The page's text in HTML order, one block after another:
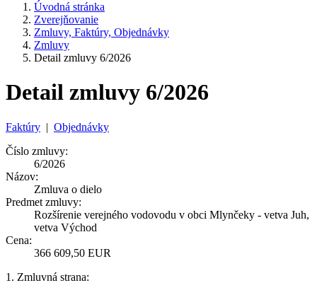
Úvodná stránka
Zverejňovanie
Zmluvy, Faktúry, Objednávky
Zmluvy
Detail zmluvy 6/2026
Detail zmluvy 6/2026
Faktúry | Objednávky
Číslo zmluvy:
6/2026
Názov:
Zmluva o dielo
Predmet zmluvy:
Rozšírenie verejného vodovodu v obci Mlynčeky - vetva Juh,
vetva Východ
Cena:
366 609,50 EUR
1. Zmluvná strana: